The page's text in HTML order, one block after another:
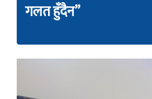
गलत हुँदैन”